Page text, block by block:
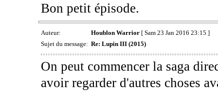
Bon petit épisode.
Auteur: Houblon Warrior[ Sam 23 Jan 2016 23:15 ]
Sujet du message: Re: Lupin III (2015)
On peut commencer la saga
avoir regarder d'autres choses